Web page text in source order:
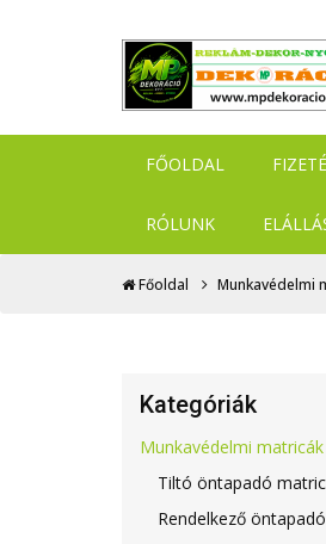
FŐOLDAL
RÓLUNK
Főoldal Munkavédelmi
Kategóriák
Munkavédelmi matricák
Tiltó öntapadó
Rendelkező